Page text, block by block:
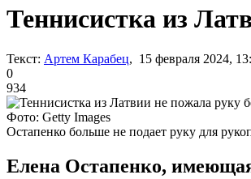
Теннисистка из
Текст: Артем Карабец, 15 февраля 2024,
0
934
Фото: Getty Images
Остапенко больше не подает руку для
Елена Остапенко,